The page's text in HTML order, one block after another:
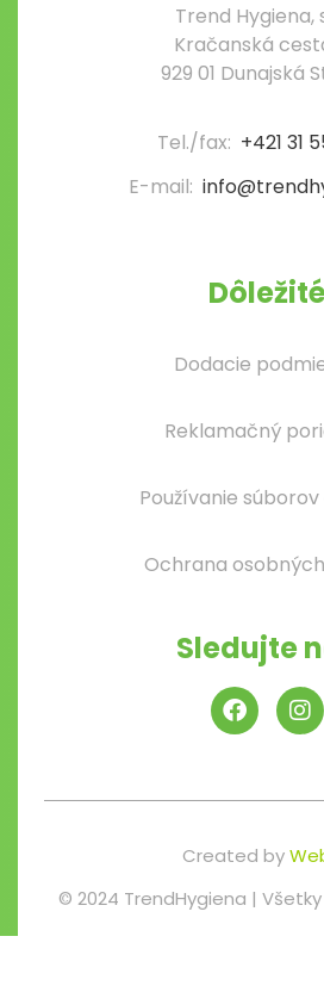
Trend Hygiena,
Kračanská
929 01 Dunajská
Tel./fax: +421 31
E-mail:
Dôležité
Dodacie
Reklamačný
Používanie
Ochrana
Sledujte
Created by
© 2024 TrendHygiena |